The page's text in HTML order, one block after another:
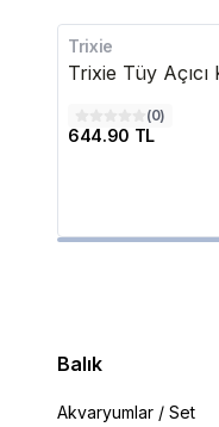
Trixie
Trixie Tüy
(0)
644.90 TL
Balık
Akvaryumlar / Set